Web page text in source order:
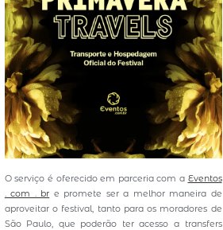
O serviço é oferecido em parceria com a Eventos
. com . br e promete ser a melhor maneira de
aproveitar o festival, tanto para os moradores de
São Paulo, que poderão ter acesso a transfers